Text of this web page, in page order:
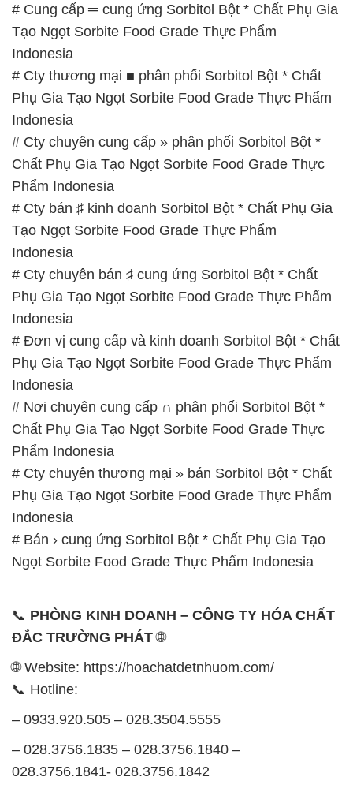
# Cung cấp ═ cung ứng Sorbitol Bột * Chất Phụ Gia
Tạo Ngọt Sorbite Food Grade Thực Phẩm
Indonesia
# Cty thương mại ■ phân phối Sorbitol Bột * Chất
Phụ Gia Tạo Ngọt Sorbite Food Grade Thực Phẩm
Indonesia
# Cty chuyên cung cấp » phân phối Sorbitol Bột *
Chất Phụ Gia Tạo Ngọt Sorbite Food Grade Thực
Phẩm Indonesia
# Cty bán ♯ kinh doanh Sorbitol Bột * Chất Phụ Gia
Tạo Ngọt Sorbite Food Grade Thực Phẩm
Indonesia
# Cty chuyên bán ♯ cung ứng Sorbitol Bột * Chất
Phụ Gia Tạo Ngọt Sorbite Food Grade Thực Phẩm
Indonesia
# Đơn vị cung cấp và kinh doanh Sorbitol Bột * Chất
Phụ Gia Tạo Ngọt Sorbite Food Grade Thực Phẩm
Indonesia
# Nơi chuyên cung cấp ∩ phân phối Sorbitol Bột *
Chất Phụ Gia Tạo Ngọt Sorbite Food Grade Thực
Phẩm Indonesia
# Cty chuyên thương mại » bán Sorbitol Bột * Chất
Phụ Gia Tạo Ngọt Sorbite Food Grade Thực Phẩm
Indonesia
# Bán › cung ứng Sorbitol Bột * Chất Phụ Gia Tạo
Ngọt Sorbite Food Grade Thực Phẩm Indonesia
📞 PHÒNG KINH DOANH – CÔNG TY HÓA CHẤT
ĐẮC TRƯỜNG PHÁT🌐
🌐 Website: https://hoachatdetnhuom.com/
📞 Hotline:
– 0933.920.505 – 028.3504.5555
– 028.3756.1835 – 028.3756.1840 –
028.3756.1841- 028.3756.1842